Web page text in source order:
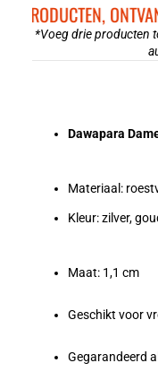
PRODUCTEN,
*Voeg drie producten
Dawapara
Materiaal:
Kleur: zilver,
Maat: 1,1 cm
Geschikt voor
Gegarandeerd